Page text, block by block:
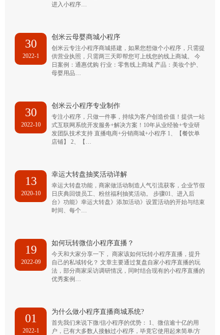
进入小程序…
30
2022-1
创米云母婴商城小程序
创米云专注小程序商城搭建，如果您想做个小程序，只需提
供营业执照，只需两三天即帮您可上线您的线上商城。 今
日案例：通惠优购 行业：零售线上商城 产品：美妆个护、
母婴用品…
30
2022-10
创米云小程序专业制作
专注小程序，只做一件事，持续为客户创造价值！提供一站
式互联网系统开发服务+解决方案！10年从业经验+专业研
发团队技术支持 直播电商+分销商城+小程序 1、【餐饮单
店铺】 2、【…
13
2020-10
幸运大转盘抽奖活动详解
幸运大转盘功能，商家做活动制造人气引流获客，企业节假
日庆典回馈员工、粉丝福利抽奖活动。 步骤01、进入后
台》功能》幸运大转盘》添加活动》设置活动的开始与结束
时间、每个…
19
2022-09
如何玩转微信小程序直播？
今天和大家分享一下， 商家该如何玩转小程序直播，提升
自己的私域转化？ 文章主要通过复盘自家小程序直播的玩
法，部分商家采访调研情况，同时结合现有的小程序直播的
优秀案例…
01
2022-1
为什么做小程序直播商城系统?
首先我们来说下微/信小程序的优势： 1、微信逾十亿的用
户，已有大多数人接触过小程序，毕竟它使用起来简单/方